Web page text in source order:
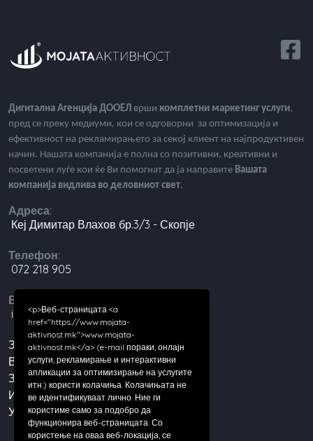
Дигитална Агенција ДООЕЛ врши комплетни маркетинг услуги,
пред се преку медиуми, кои се одговорни за оптимизација и
ефективност на рекламирањето за секој клиент на најпродуктивен
начин. Нашата компанија е полна со позитивни, креативни и
посветени луѓе кои ќе Ви помогнат да ја направите Вашата
компанија видлива во деловниот свет.
Адреса:
Кеј Димитар Влахов бр.3/3 - Скопје
Телефон:
072 218 905
Е-пошта:
info@digital-agencija.mk
За нас
Вести
Зошто да се регистрирате?
Истакнете ја вашата компанија!
Услови за работа
<p>Веб-страницата <a
href="https://www.mojata-
aktivnost.mk">www.mojata-
aktivnost.mk</a> (e-mail пораки, онлајн
услуги, рекламирање и интерактивни
апликации за оптимизирање на услугите
итн.) користи колачиња. Колачињата не
ве идентификуваат лично. Ние ги
користиме само за подобро да
функционира веб-страницата. Со
користење на оваа веб-локација, се